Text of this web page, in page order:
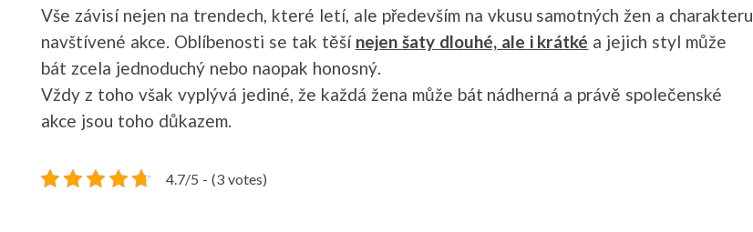
Vše závisí nejen na trendech, které letí, ale především na vkusu samotných žen a charakteru
navštívené akce. Oblíbenosti se tak těší nejen šaty dlouhé, ale i krátké a jejich styl může
bát zcela jednoduchý nebo naopak honosný.
Vždy z toho však vyplývá jediné, že každá žena může bát nádherná a právě společenské
akce jsou toho důkazem.
4.7/5 - (3 votes)